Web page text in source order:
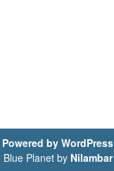
Powered by WordPress
Blue Planet by Nilambar